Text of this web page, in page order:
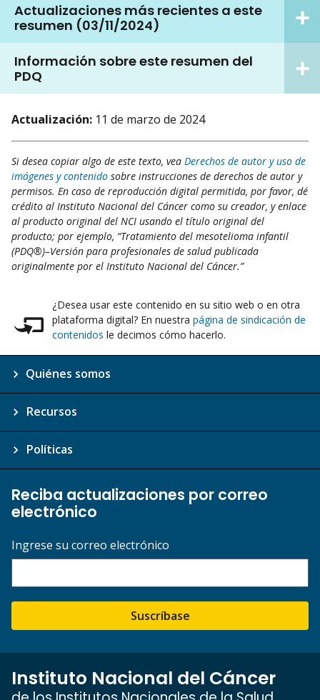
Actualizaciones más recientes a este
resumen (03/11/2024)
Información sobre este resumen del
PDQ
Actualización: 11 de marzo de 2024
Si desea copiar algo de este texto, vea Derechos de autor y uso de
imágenes y contenido sobre instrucciones de derechos de autor y
permisos. En caso de reproducción digital permitida, por favor, dé
crédito al Instituto Nacional del Cáncer como su creador, y enlace
al producto original del NCI usando el título original del
producto; por ejemplo, “Tratamiento del mesotelioma infantil
(PDQ®)–Versión para profesionales de salud publicada
originalmente por el Instituto Nacional del Cáncer.”
¿Desea usar este contenido en su sitio web o en otra
plataforma digital? En nuestra página de sindicación de
contenidos le decimos cómo hacerlo.
Quiénes somos
Recursos
Políticas
Reciba actualizaciones por correo
electrónico
Ingrese su correo electrónico
Suscríbase
Instituto Nacional del Cáncer